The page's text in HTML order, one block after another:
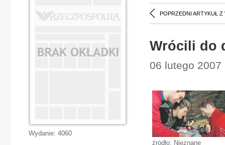
POPRZEDNI ARTYKUŁ Z
Wrócili do
06 lutego 2007
źródło: Nieznane
Wydanie: 4060